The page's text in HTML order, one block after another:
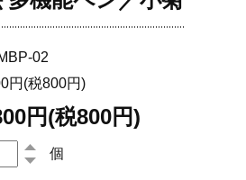
02
円(税800円)
円(税800円)
個